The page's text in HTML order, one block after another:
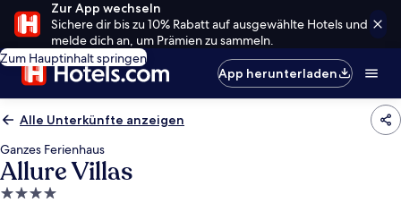
Zur App wechseln
Sichere dir bis zu 10% Rabatt auf ausgewählte Hotels und
melde dich an, um Prämien zu sammeln.
Zum Hauptinhalt springen
App herunterladen
Alle Unterkünfte anzeigen
Ganzes Ferienhaus
Allure Villas
4.0-